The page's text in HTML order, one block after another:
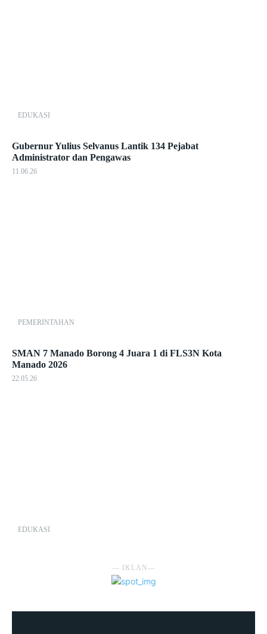
EDUKASI
Gubernur Yulius Selvanus Lantik 134 Pejabat
Administrator dan Pengawas
11.06.26
PEMERINTAHAN
SMAN 7 Manado Borong 4 Juara 1 di FLS3N Kota
Manado 2026
22.05.26
EDUKASI
― IKLAN―